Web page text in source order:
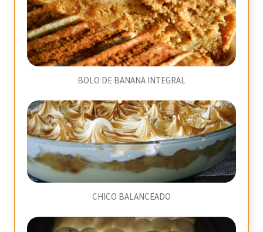
BOLO DE BANANA INTEGRAL
CHICO BALANCEADO